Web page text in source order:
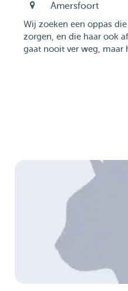
Amersfoort
Wij zoeken een oppas
zorgen, en die haar ook
gaat nooit ver weg, maar